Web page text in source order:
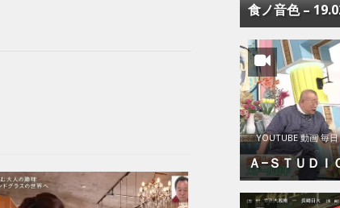
食ノ音色 –
YOUTUBE 動画 毎日
Ａ−ＳＴＵＤ